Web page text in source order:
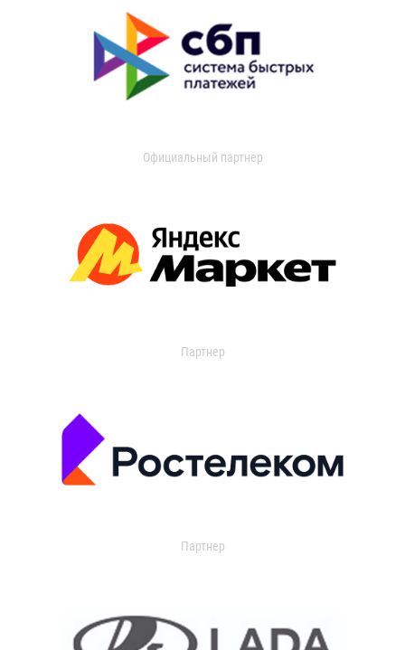
Официальный партнер
Партнер
Партнер